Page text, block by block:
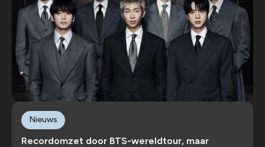
Recordomzet door BTS-wereldtour, maar
Nieuws